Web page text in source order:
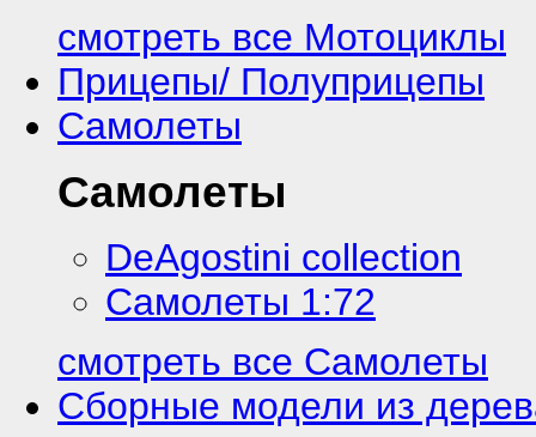
смотреть все Мотоциклы
Прицепы/ Полуприцепы
Самолеты
Самолеты
DeAgostini collection
Самолеты 1:72
смотреть все Самолеты
Сборные модели из